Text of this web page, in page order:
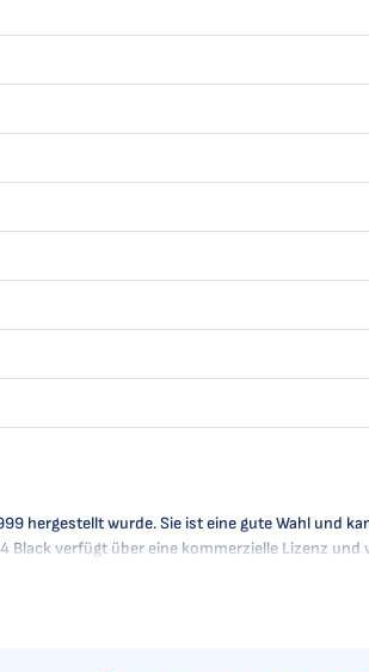
hergestellt wurde. Sie ist eine gute Wahl
Black verfügt über eine kommerzielle Lizenz